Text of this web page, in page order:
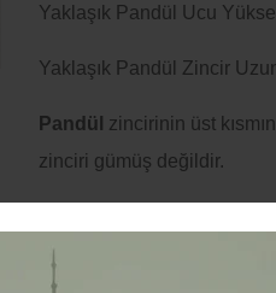
Yaklaşık Pandül Ucu
Yaklaşık Pandül Zincir
Pandül zincirinin üst
zinciri gümüş değildir.
whatsapp hattımızdan